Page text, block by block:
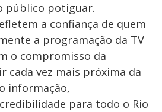
público potiguar.
a confiança de quem
a programação da TV
o compromisso da
cada vez mais próxima da
informação,
para todo o Rio